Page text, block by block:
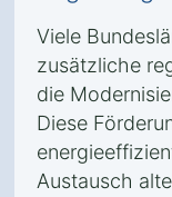
Viele
zusätzliche
die
Diese
Austausch